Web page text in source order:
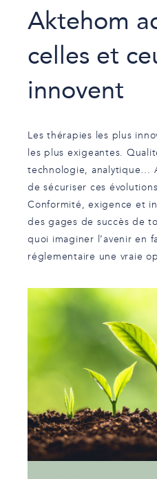
Aktehom
celles et
innovent
Les thérapies les plus
les plus exigeantes.
technologie, analytique…
de sécuriser ces
Conformité, exigence et
des gages de succès de
quoi imaginer l’avenir en
réglementaire une vraie